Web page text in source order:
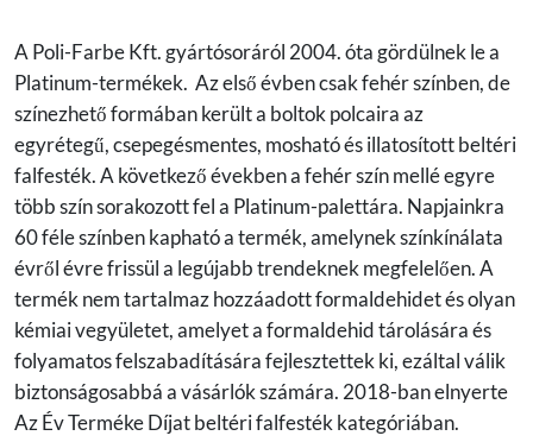
A Poli-Farbe Kft. gyártósoráról 2004. óta gördülnek le a
Platinum-termékek. Az első évben csak fehér színben, de
színezhető formában került a boltok polcaira az
egyrétegű, csepegésmentes, mosható és illatosított beltéri
falfesték. A következő években a fehér szín mellé egyre
több szín sorakozott fel a Platinum-palettára. Napjainkra
60 féle színben kapható a termék, amelynek színkínálata
évről évre frissül a legújabb trendeknek megfelelően. A
termék nem tartalmaz hozzáadott formaldehidet és olyan
kémiai vegyületet, amelyet a formaldehid tárolására és
folyamatos felszabadítására fejlesztettek ki, ezáltal válik
biztonságosabbá a vásárlók számára. 2018-ban elnyerte
Az Év Terméke Díjat beltéri falfesték kategóriában.